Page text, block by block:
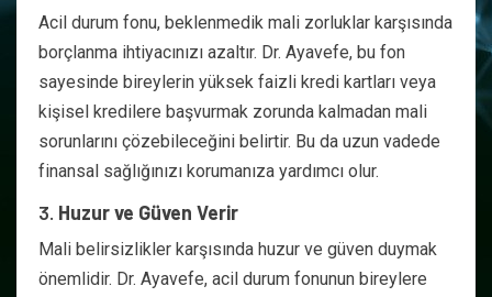
Acil durum fonu, beklenmedik mali zorluklar karşısında
borçlanma ihtiyacınızı azaltır. Dr. Ayavefe, bu fon
sayesinde bireylerin yüksek faizli kredi kartları veya
kişisel kredilere başvurmak zorunda kalmadan mali
sorunlarını çözebileceğini belirtir. Bu da uzun vadede
finansal sağlığınızı korumanıza yardımcı olur.
3. Huzur ve Güven Verir
Mali belirsizlikler karşısında huzur ve güven duymak
önemlidir. Dr. Ayavefe, acil durum fonunun bireylere